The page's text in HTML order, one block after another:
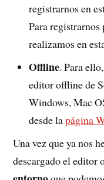
registrarnos en
Para
realizamos en
Offline. Para
editor offline de
Windows, Mac
desde lapágina
Una vez que ya nos
descargado el editor